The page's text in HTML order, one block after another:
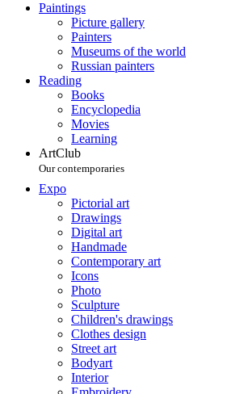
Paintings
Picture gallery
Painters
Museums of the world
Russian painters
Reading
Books
Encyclopedia
Movies
Learning
ArtClub
Our contemporaries
Expo
Pictorial art
Drawings
Digital art
Handmade
Contemporary art
Icons
Photo
Sculpture
Children's drawings
Clothes design
Street art
Bodyart
Interior